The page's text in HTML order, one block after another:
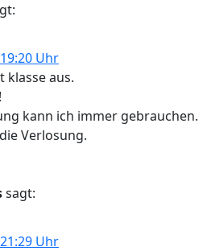
Uhr
klasse aus.
kann ich immer gebrauchen.
Verlosung.
sagt:
Uhr